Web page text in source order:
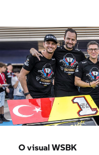
O visual WSBK